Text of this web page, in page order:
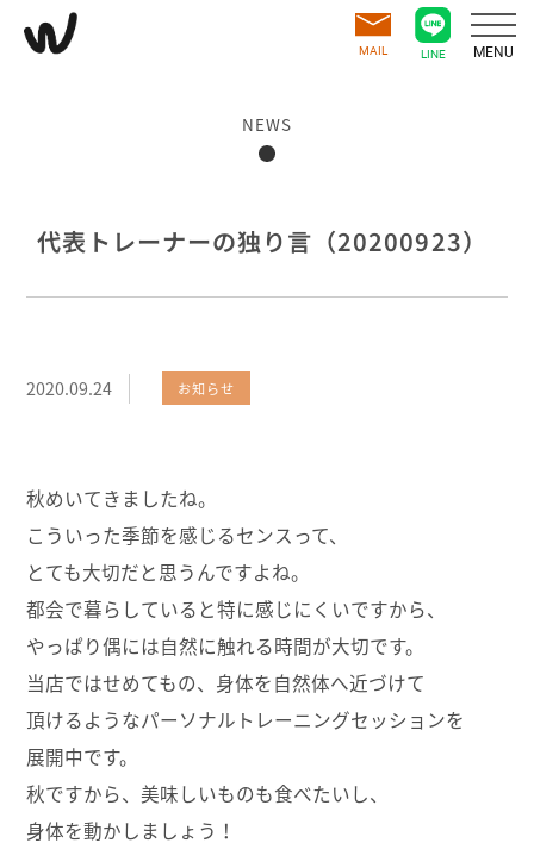
MAIL LINE MENU
代表トレーナーの独り言（20200923）
NEWS
2020.09.24 お知らせ
秋めいてきましたね。
こういった季節を感じるセンスって、
とても大切だと思うんですよね。
都会で暮らしていると特に感じにくいですから、
やっぱり偶には自然に触れる時間が大切です。
当店ではせめてもの、身体を自然体へ近づけて
頂けるようなパーソナルトレーニングセッションを
展開中です。
秋ですから、美味しいものも食べたいし、
身体を動かしましょう！